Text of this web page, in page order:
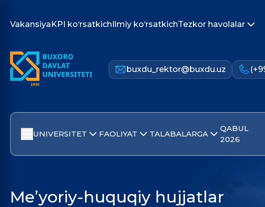
VakansiyaKPI ko‘rsatkichIlmiy ko‘rsatkichTezkor havolalar
buxdu_rektor@buxdu.uz
UNIVERSITET FAOLIYAT TALABALARGA
QABUL
2026
Me’yoriy-huquqiy hujjatlar